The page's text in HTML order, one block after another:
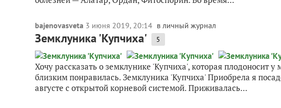
bajenovasveta 3 июня 2019, 20:14 в личный журнал
Земклуника 'Купчиха' 5
Хочу рассказать о земклунике 'Купчиха', которая плодоносит
близким понравилась. Земклуника 'Купчиха' Приобрела я
августе с открытой корневой системой. Приживалась...